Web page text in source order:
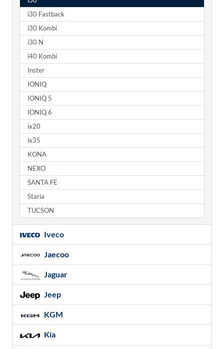
i30 Fastback
i30 Kombi
i30 N
i40 Kombi
Inster
IONIQ
IONIQ 5
IONIQ 6
ix20
ix35
KONA
NEXO
SANTA FE
Staria
TUCSON
Iveco
Jaecoo
Jaguar
Jeep
KGM
Kia